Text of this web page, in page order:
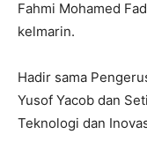
Fahmi Mohamed
kelmarin.
Hadir sama
Yusof Yacob dan
Teknologi dan